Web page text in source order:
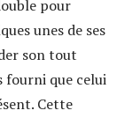
pour
unes de ses
son tout
fourni que celui
Cette